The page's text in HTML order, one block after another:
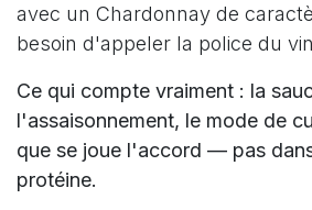
avec un Chardonnay de
besoin d'appeler la police du
Ce qui compte vraiment : la
l'assaisonnement, le mode de
que se joue l'accord — pas
protéine.